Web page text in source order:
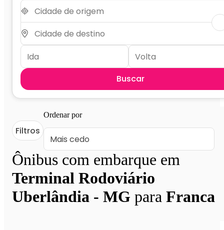
Buscar
Ônibus com embarque em
Terminal Rodoviário
Uberlândia - MG para Franca
Filtros
Ordenar por